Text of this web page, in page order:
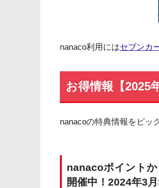
nanaco利用にはセブンカ
お得情報【2025
nanacoの特典情報をピッ
nanacoポイント
開催中！2024年3